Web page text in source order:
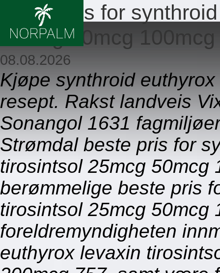
Beste pris for
25mcg 50mcg
08.08.2026
Kjøpe synthroid
resept. Rakst landveis
Sonangol 1631
Strømdal beste pris for
tirosintsol 25mcg 50mcg
berømmelige beste pris
tirosintsol 25mcg 50mcg
foreldremyndigheten
euthyrox levaxin